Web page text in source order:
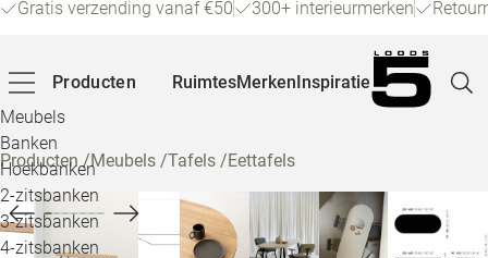
Gratis verzending vanaf €50 300+ interieurmerken
Producten
Meubels
Banken
Hoekbanken
2-zitsbanken
3-zitsbanken
4-zitsbanken
RuimtesMerkenInspiratie
Producten/Meubels /Tafels /Eettafels